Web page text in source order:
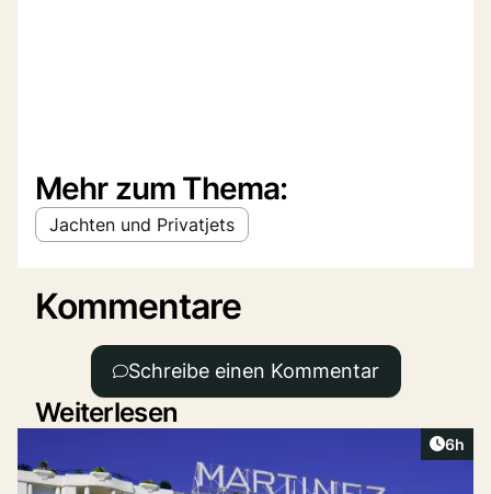
Mehr zum Thema:
Jachten und Privatjets
Kommentare
Schreibe einen Kommentar
Weiterlesen
6h